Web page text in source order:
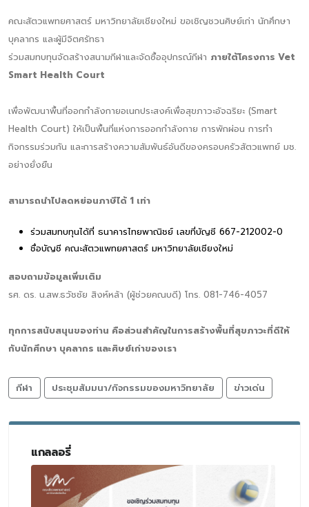
คณะสัตวแพทยศาสตร์ มหาวิทยาลัยเชียงใหม่ ขอเชิญชวนศิษย์เก่า นักศึกษา
บุคลากร และผู้มีจิตศรัทธา
ร่วมสมทบทุนจัดสร้างสนามกีฬาและจัดซื้ออุปกรณ์กีฬา ภายใต้โครงการ Vet
Smart Health Court
เพื่อพัฒนาพื้นที่ออกกำลังกายอเนกประสงค์เพื่อสุขภาวะอัจฉริยะ (Smart
Health Court) ให้เป็นพื้นที่แห่งการออกกำลังกาย การพักผ่อน การทำ
กิจกรรมร่วมกัน และการสร้างความสัมพันธ์อันดีของครอบครัวสัตวแพทย์ มช.
อย่างยั่งยืน
สามารถนำไปลดหย่อนภาษีได้ 1 เท่า
ร่วมสมทบทุนได้ที่ ธนาคารไทยพาณิชย์ เลขที่บัญชี 667-212002-0
ชื่อบัญชี คณะสัตวแพทยศาสตร์ มหาวิทยาลัยเชียงใหม่
สอบถามข้อมูลเพิ่มเติม
รศ. ดร. น.สพ.ธวัชชัย สิงห์หล้า (ผู้ช่วยคณบดี) โทร. 081-746-4057
ทุกการสนับสนุนของท่าน คือส่วนสำคัญในการสร้างพื้นที่สุขภาวะที่ดีให้
กับนักศึกษา บุคลากร และศิษย์เก่าของเรา
กีฬา ประชุมสัมมนา/กิจกรรมของมหาวิทยาลัย ข่าวเด่น
แกลลอรี่